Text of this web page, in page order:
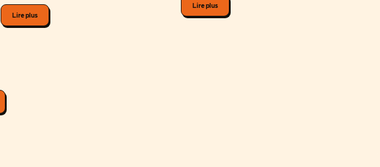
Lire plus
Lire plus